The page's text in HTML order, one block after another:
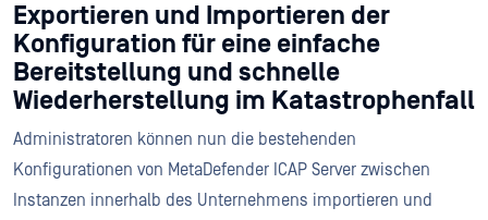
Exportieren und Importieren der
Konfiguration für eine einfache
Bereitstellung und schnelle
Wiederherstellung im Katastrophenfall
Administratoren können nun die bestehenden
Konfigurationen von MetaDefender ICAP Server zwischen
Instanzen innerhalb des Unternehmens importieren und